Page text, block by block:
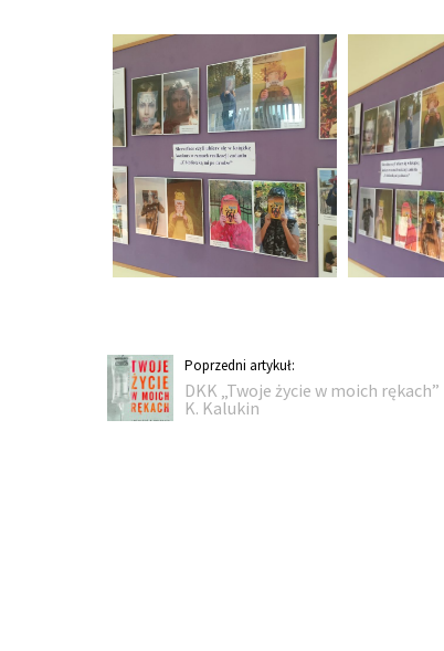
Nawigacja
wpisu
Poprzedni artykuł:
Poprzedni
artykuł:
DKK „Twoje życie w moich rękach”
K. Kalukin
Konkurs Czytelniczy